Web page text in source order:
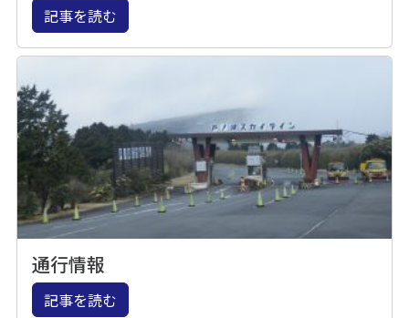
記事を読む
通行情報
記事を読む